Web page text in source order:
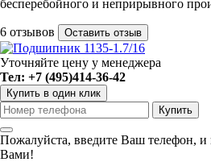
бесперебойного и неприрывного
6 отзывов Оставить отзыв
Уточняйте цену у менеджера
Тел: +7 (495)414-36-42
Купить в один клик
Пожалуйста, введите Ваш телефон, и
Вами!